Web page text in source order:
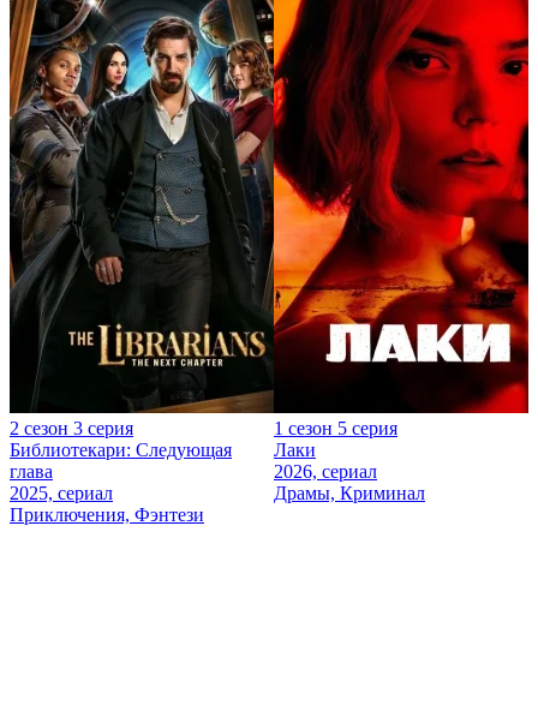
2 сезон 3 серия
Библиотекари: Следующая
глава
2025, сериал
Приключения, Фэнтези
1 сезон 5 серия
Лаки
2026, сериал
Драмы, Криминал